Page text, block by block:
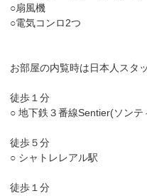
○扇風機
○電気コンロ2つ
お部屋の内覧時は日本人スタ
徒歩１分
○ 地下鉄３番線Sentier(ソンテ
徒歩５分
○ シャトレレアル駅
徒歩１分